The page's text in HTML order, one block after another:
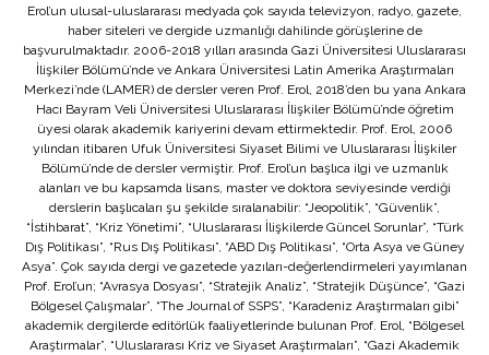
Erol’un ulusal-uluslararası medyada çok sayıda televizyon, radyo, gazete,
haber siteleri ve dergide uzmanlığı dahilinde görüşlerine de
başvurulmaktadır. 2006-2018 yılları arasında Gazi Üniversitesi Uluslararası
İlişkiler Bölümü’nde ve Ankara Üniversitesi Latin Amerika Araştırmaları
Merkezi’nde (LAMER) de dersler veren Prof. Erol, 2018’den bu yana Ankara
Hacı Bayram Veli Üniversitesi Uluslararası İlişkiler Bölümü’nde öğretim
üyesi olarak akademik kariyerini devam ettirmektedir. Prof. Erol, 2006
yılından itibaren Ufuk Üniversitesi Siyaset Bilimi ve Uluslararası İlişkiler
Bölümü’nde de dersler vermiştir. Prof. Erol’un başlıca ilgi ve uzmanlık
alanları ve bu kapsamda lisans, master ve doktora seviyesinde verdiği
derslerin başlıcaları şu şekilde sıralanabilir: “Jeopolitik”, “Güvenlik”,
“İstihbarat”, “Kriz Yönetimi”, “Uluslararası İlişkilerde Güncel Sorunlar”, “Türk
Dış Politikası”, “Rus Dış Politikası”, “ABD Dış Politikası”, “Orta Asya ve Güney
Asya”. Çok sayıda dergi ve gazetede yazıları-değerlendirmeleri yayımlanan
Prof. Erol’un; “Avrasya Dosyası”, “Stratejik Analiz”, “Stratejik Düşünce”, “Gazi
Bölgesel Çalışmalar”, “The Journal of SSPS”, “Karadeniz Araştırmaları gibi”
akademik dergilerde editörlük faaliyetlerinde bulunan Prof. Erol, “Bölgesel
Araştırmalar”, “Uluslararası Kriz ve Siyaset Araştırmaları”, “Gazi Akademik